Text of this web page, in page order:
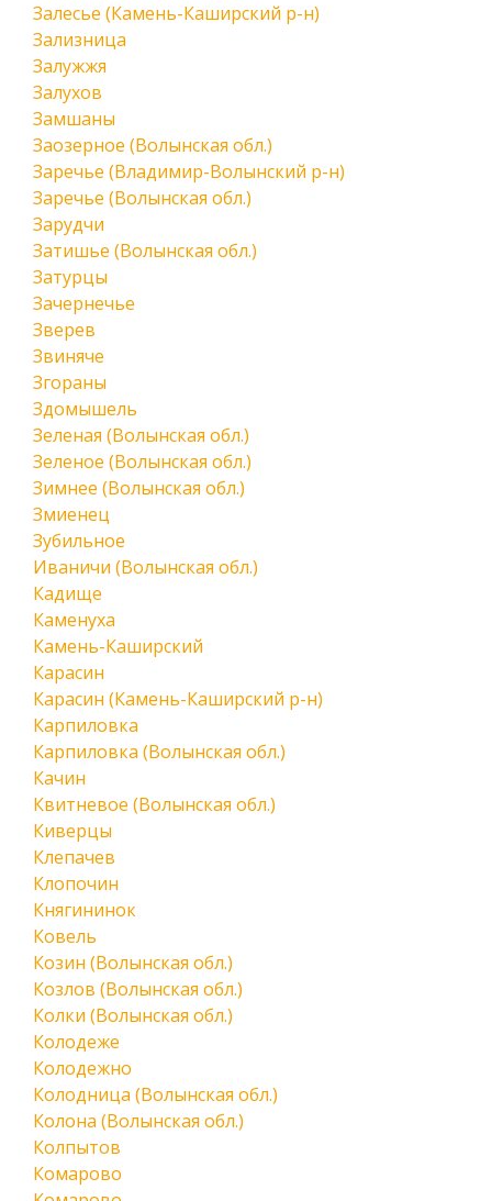
Залесье (Камень-Каширский р-н)
Зализница
Залужжя
Залухов
Замшаны
Заозерное (Волынская обл.)
Заречье (Владимир-Волынский р-н)
Заречье (Волынская обл.)
Зарудчи
Затишье (Волынская обл.)
Затурцы
Зачернечье
Зверев
Звиняче
Згораны
Здомышель
Зеленая (Волынская обл.)
Зеленое (Волынская обл.)
Зимнее (Волынская обл.)
Змиенец
Зубильное
Иваничи (Волынская обл.)
Кадище
Каменуха
Камень-Каширский
Карасин
Карасин (Камень-Каширский р-н)
Карпиловка
Карпиловка (Волынская обл.)
Качин
Квитневое (Волынская обл.)
Киверцы
Клепачев
Клопочин
Княгининок
Ковель
Козин (Волынская обл.)
Козлов (Волынская обл.)
Колки (Волынская обл.)
Колодеже
Колодежно
Колодница (Волынская обл.)
Колона (Волынская обл.)
Колпытов
Комарово